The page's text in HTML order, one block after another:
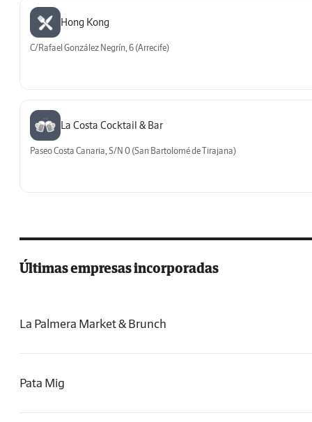
Hong Kong
C/Rafael González Negrín, 6 (Arrecife)
La Costa Cocktail & Bar
Paseo Costa Canaria, S/N 0 (San Bartolomé de Tirajana)
Últimas empresas incorporadas
La Palmera Market & Brunch
Pata Mig